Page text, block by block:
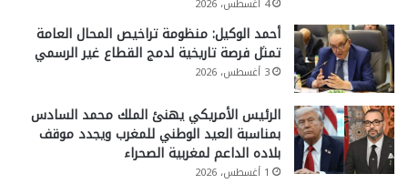
4 أغسطس، 2026
أحمد الوكيل: منظومة تراخيص المحال العامة
تمثل فرصة تاريخية لدمج القطاع غير الرسمي
3 أغسطس، 2026
الرئيس الأمريكي يهنئ الملك محمد السادس
بمناسبة العيد الوطني للمغرب ويجدد موقف
بلاده الداعم لمغربية الصحراء
1 أغسطس، 2026